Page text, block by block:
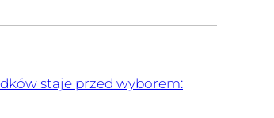
staje przed wyborem: